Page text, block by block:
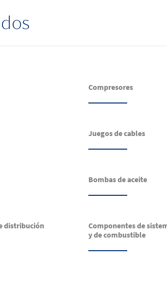
Compresores
Juegos de cables
Bombas de aceite
distribución
Componentes de
y de combustible